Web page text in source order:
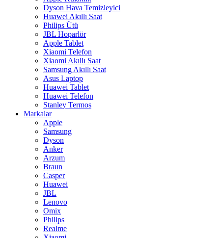
Dyson Hava Temizleyici
Huawei Akıllı Saat
Philips Ütü
JBL Hoparlör
Apple Tablet
Xiaomi Telefon
Xiaomi Akıllı Saat
Samsung Akıllı Saat
Asus Laptop
Huawei Tablet
Huawei Telefon
Stanley Termos
Markalar
Apple
Samsung
Dyson
Anker
Arzum
Braun
Casper
Huawei
JBL
Lenovo
Omix
Philips
Realme